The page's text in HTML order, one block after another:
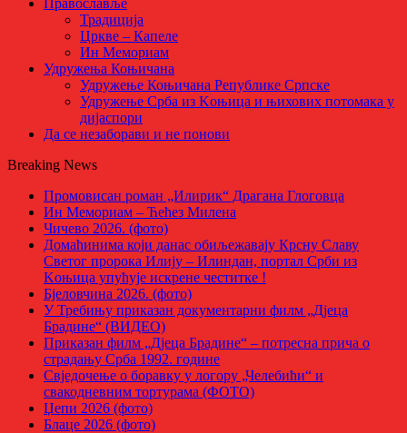
Традиција
Цркве – Капеле
Ин Мемориам
Удружења Коњичана
Удружење Коњичана Републике Српске
Удружење Срба из Kоњица и њихових потомака у
дијаспори
Да се незаборави и не понови
Breaking News
Промовисан роман „Илирик“ Драгана Глоговца
Ин Мемориам – Ћећез Милена
Чичево 2026. (фото)
Домаћинима који данас обиљежавају Крсну Славу
Светог пророка Илију – Илиндан, портал Срби из
Kоњица упућује искрене честитке !
Бјеловчина 2026. (фото)
У Требињу приказан документарни филм „Дјеца
Брадине“ (ВИДЕО)
Приказан филм „Дјеца Брадине“ – потресна прича о
страдању Срба 1992. године
Свједочење о боравку у логору „Челебићи“ и
свакодневним тортурама (ФОТО)
Џепи 2026 (фото)
Блаце 2026 (фото)